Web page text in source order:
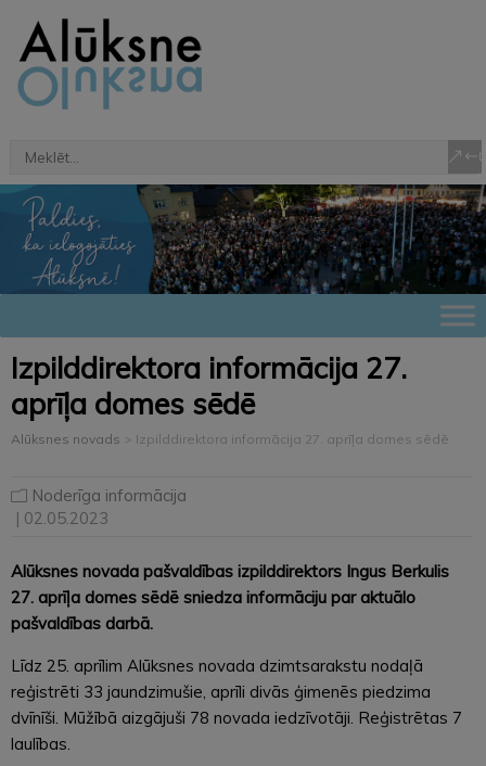
Izpilddirektora informācija 27.
aprīļa domes sēdē
Alūksnes novads > Izpilddirektora informācija 27. aprīļa domes sēdē
Noderīga informācija
| 02.05.2023
Alūksnes novada pašvaldības izpilddirektors Ingus Berkulis
27. aprīļa domes sēdē sniedza informāciju par aktuālo
pašvaldības darbā.
Līdz 25. aprīlim Alūksnes novada dzimtsarakstu nodaļā
reģistrēti 33 jaundzimušie, aprīli divās ģimenēs piedzima
dvīnīši. Mūžībā aizgājuši 78 novada iedzīvotāji. Reģistrētas 7
laulības.